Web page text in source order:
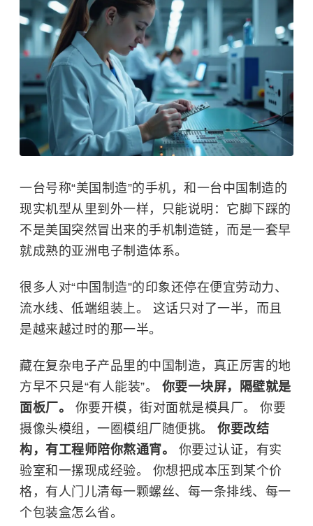
一台号称“美国制造”的手机，和一台中国制造的
现实机型从里到外一样，只能说明：它脚下踩的
不是美国突然冒出来的手机制造链，而是一套早
就成熟的亚洲电子制造体系。
很多人对“中国制造”的印象还停在便宜劳动力、
流水线、低端组装上。 这话只对了一半，而且
是越来越过时的那一半。
藏在复杂电子产品里的中国制造，真正厉害的地
方早不只是“有人能装”。 你要一块屏，隔壁就是
面板厂。 你要开模，街对面就是模具厂。 你要
摄像头模组，一圈模组厂随便挑。 你要改结
构，有工程师陪你熬通宵。 你要过认证，有实
验室和一摞现成经验。 你想把成本压到某个价
格，有人门儿清每一颗螺丝、每一条排线、每一
个包装盒怎么省。